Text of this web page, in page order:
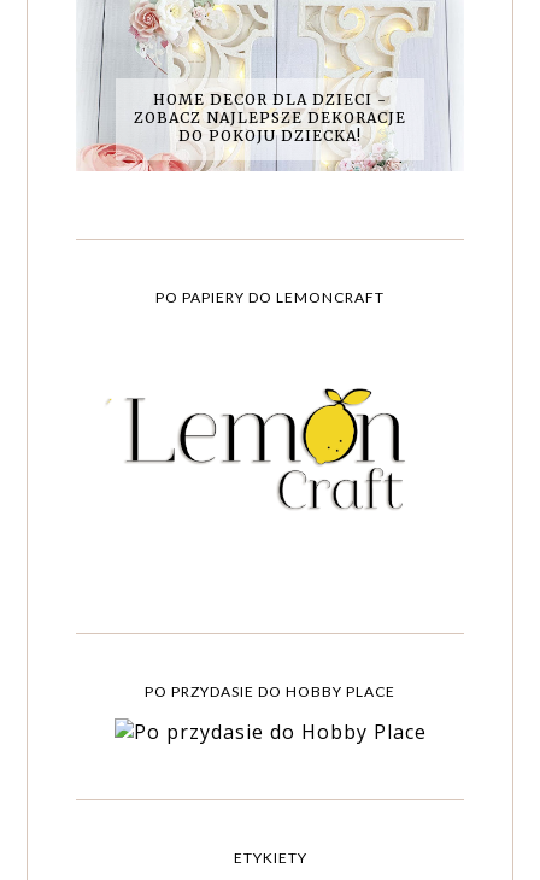
HOME DECOR DLA DZIECI -
ZOBACZ NAJLEPSZE DEKORACJE
DO POKOJU DZIECKA!
PO PAPIERY DO LEMONCRAFT
PO PRZYDASIE DO HOBBY PLACE
ETYKIETY